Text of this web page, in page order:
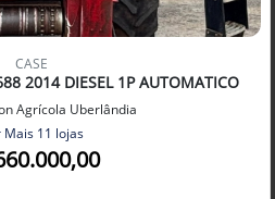
CASE
2014 DIESEL 1P AUTOMATICO
Agrícola Uberlândia
Mais 11 lojas